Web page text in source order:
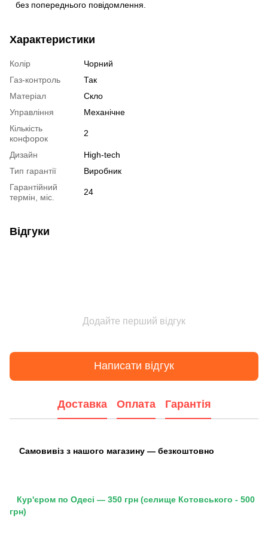
без попереднього повідомлення.
Характеристики
Колір
Чорний
Газ-контроль
Так
Матеріал
Скло
Управління
Механічне
Кількість
конфорок
2
Дизайн
High-tech
Тип гарантії
Виробник
Гарантійний
термін, міс.
24
Відгуки
Додайте перший відгук
Написати відгук
Доставка Оплата Гарантія
Самовивіз з нашого магазину — безкоштовно
Кур'єром по Одесі — 350 грн (селище Котовського - 500
грн)